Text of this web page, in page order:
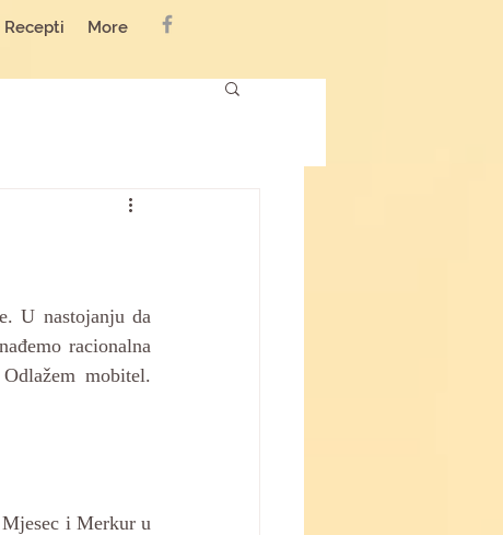
Recepti More
U nastojanju da
racionalna
mobitel.
i Merkur u